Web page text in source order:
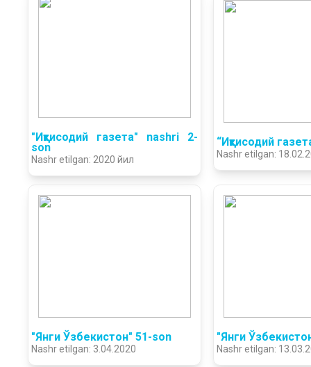
"Иқтисодий гaзета" nashri 2-
son
Nashr etilgan: 2020 йил
“Иқтисодий
Nashr etilgan:
"Янги Ўзбекистон" 51-son
Nashr etilgan: 3.04.2020
"Янги
Nashr etilgan: